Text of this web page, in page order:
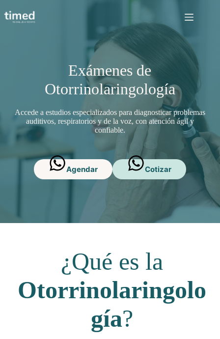
al
contenido
Exámenes de
Otorrinolaringología
Accede a estudios especializados para diagnosticar problemas
auditivos, respiratorios y de la voz, con atención ágil y
confiable.
Agendar Cotizar
¿Qué es la
Otorrinolaringolo
gía?